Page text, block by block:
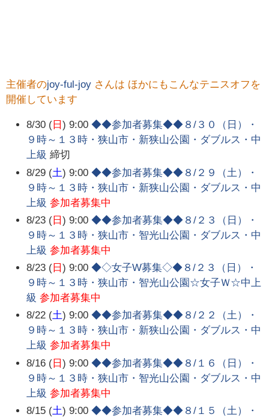
主催者のjoy-ful-joy さんは ほかにもこんなテニスオフを
開催しています
8/30 ( 日) 9:00 ◆◆参加者募集◆◆８/３０（日）・
９時～１３時・狭山市・新狭山公園・ダブルス・中
上級 締切
8/29 (土) 9:00 ◆◆参加者募集◆◆８/２９（土）・
９時～１３時・狭山市・新狭山公園・ダブルス・中
上級 参加者募集中
8/23 ( 日) 9:00 ◆◆参加者募集◆◆８/２３（日）・
９時～１３時・狭山市・智光山公園・ダブルス・中
上級 参加者募集中
8/23 ( 日) 9:00 ◆◇女子W募集◇◆８/２３（日）・
９時～１３時・狭山市・智光山公園☆女子Ｗ☆中上
級 参加者募集中
8/22 (土) 9:00 ◆◆参加者募集◆◆８/２２（土）・
９時～１３時・狭山市・新狭山公園・ダブルス・中
上級 参加者募集中
8/16 ( 日) 9:00 ◆◆参加者募集◆◆８/１６（日）・
９時～１３時・狭山市・智光山公園・ダブルス・中
上級 参加者募集中
8/15 (土) 9:00 ◆◆参加者募集◆◆８/１５（土）・